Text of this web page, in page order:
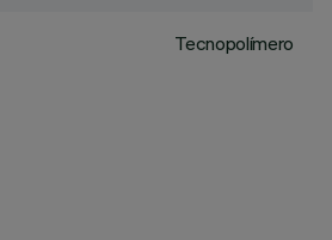
Tecnopolímero